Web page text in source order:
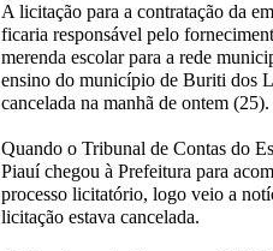
A licitação para a contratação da
ficaria responsável pelo
merenda escolar para a rede
ensino do município de Buriti dos
cancelada na manhã de ontem (25).
Quando o Tribunal de Contas do
Piauí chegou à Prefeitura para
processo licitatório, logo veio a
licitação estava cancelada.